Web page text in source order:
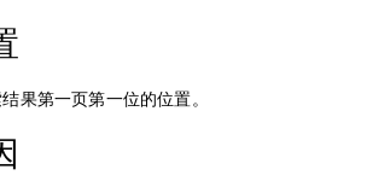
果第一页第一位的位置。